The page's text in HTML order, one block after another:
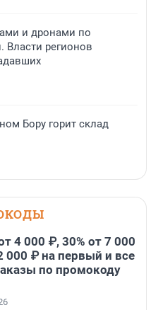
и дронами по
Власти регионов
Бору горит склад
4 000 ₽, 30% от 7 000
000 ₽ на первый и все
по промокоду